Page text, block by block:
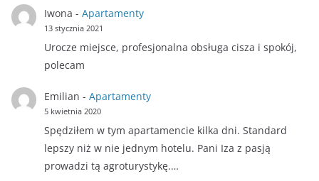
Iwona - Apartamenty
13 stycznia 2021
Urocze miejsce, profesjonalna obsługa cisza i spokój,
polecam
Emilian - Apartamenty
5 kwietnia 2020
Spędziłem w tym apartamencie kilka dni. Standard
lepszy niż w nie jednym hotelu. Pani Iza z pasją
prowadzi tą agroturystykę.…